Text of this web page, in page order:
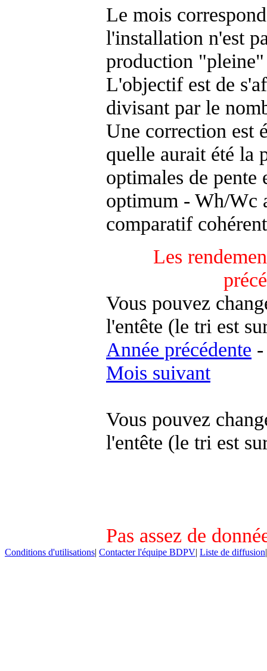
Le mois
l'installation n'est
production "pleine"
L'objectif est de
divisant par le
Une correction est
quelle aurait été la
optimales de
optimum - Wh/Wc
comparatif
Les
Vous pouvez
l'entête (le tri est
Année précédente -
Mois suivant
Vous pouvez
l'entête (le tri est
Pas assez de
Conditions d'utilisations| Contacter l'équipe BDPV| Liste de diffusion